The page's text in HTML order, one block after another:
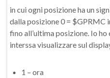
in cui ogni posizione ha un
dalla posizione 0 = $GPRMC
fino all’ultima posizione. Io
interssa visualizzare sul
1 – ora